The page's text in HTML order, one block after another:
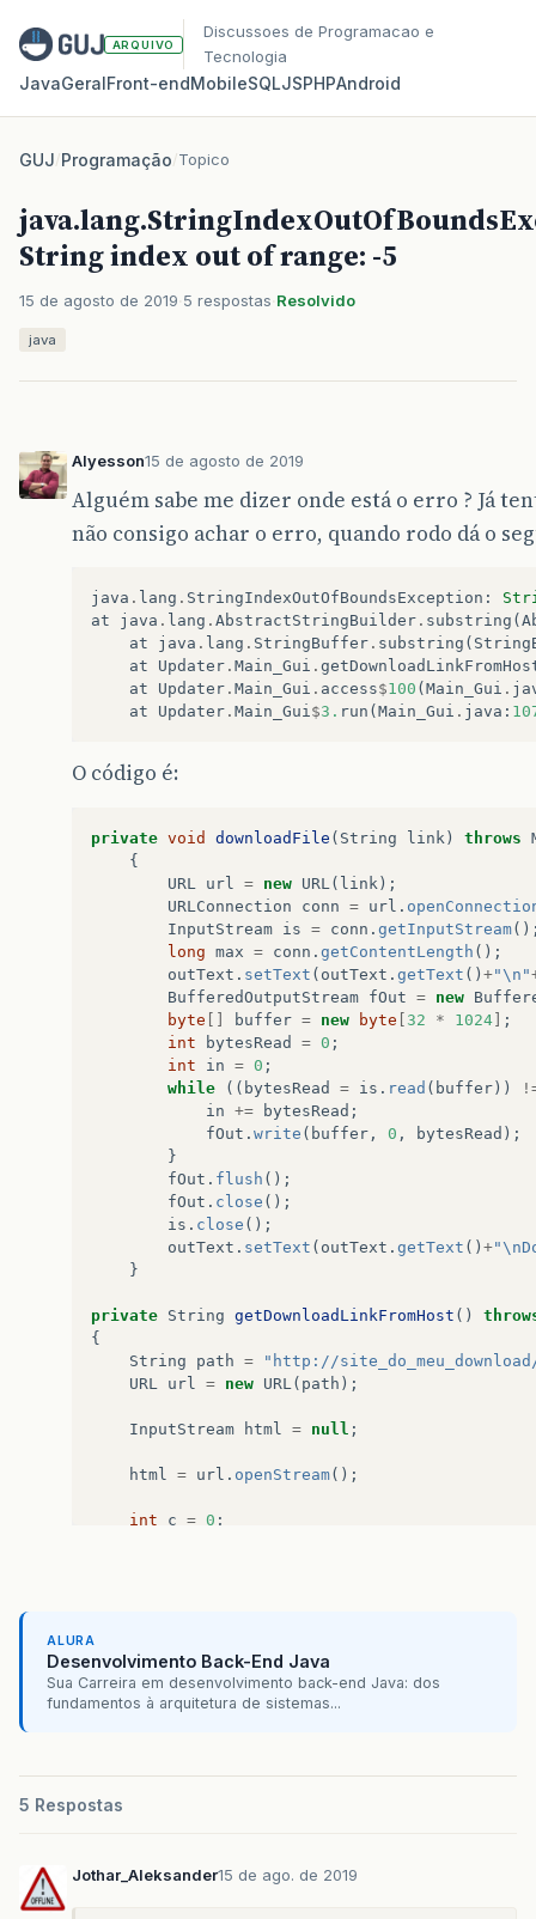
ARQUIVO
Discussoes de Programacao e
Tecnologia
JavaGeralFront‑endMobileSQLJSPHPAndroid
GUJ/Programação/Topico
String index out of range: -5
15 de agosto de 2019 5 respostas Resolvido
java
Alyesson15 de agosto de 2019
Alguém sabe me dizer onde está o erro ? Já
não consigo achar o erro, quando rodo dá o
java . lang . StringIndexOutOfBoundsException :
at
java . lang . AbstractStringBuilder . substring (
at
java . lang . StringBuffer . substring (
at
Updater . Main_Gui .
at
Updater . Main_Gui . access$100 ( Main_Gui .
at
Updater . Main_Gui$3. run ( Main_Gui . java :
O código é:
private void downloadFile ( String link ) throws
{
URL
url = new URL ( link );
URLConnection
conn = url .
InputStream is = conn . getInputStream
long max = conn . getContentLength ();
outText . setText ( outText . getText () +"\n"
BufferedOutputStream fOut = new
byte
buffer = new byte 32 * 1024
;
int
bytesRead = 0 ;
int
in = 0 ;
while
(( bytesRead = is . read ( buffer ))
in += bytesRead ;
fOut . write ( buffer , 0 , bytesRead );
}
fOut . flush ();
fOut . close ();
is . close ();
outText . setText ( outText . getText () +
}
private String getDownloadLinkFromHost ()
{
String
path =
"http://
URL
url = new URL ( path );
InputStream html = null ;
html = url . openStream();
int c = 0 ;
}
return buffer. substring
ALURA
Desenvolvimento Back-End Java
Sua Carreira em desenvolvimento back-end Java: dos
fundamentos à arquitetura de sistemas...
5 Respostas
Jothar_Aleksander15 de ago. de 2019